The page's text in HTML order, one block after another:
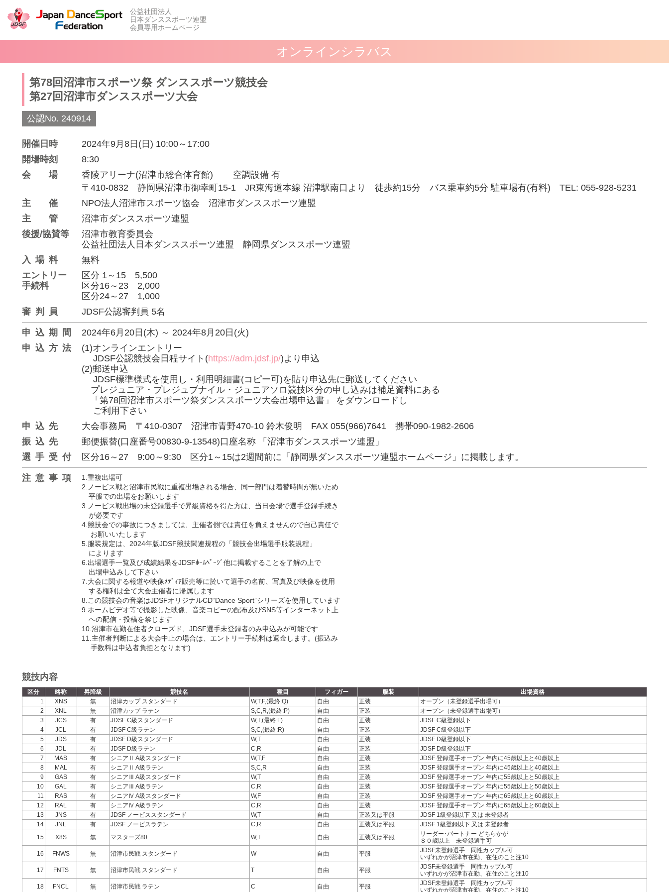
公益社団法人
日本ダンススポーツ連盟
会員専用ホームページ
オンラインシラバス
第78回沼津市スポーツ祭 ダンススポーツ競技会
第27回沼津市ダンススポーツ大会
公認No. 240914
開催日時
2024年9月8日(日) 10:00～17:00
開場時刻
8:30
会場
香陵アリーナ(沼津市総合体育館)
空調設備 有
〒410-0832 静岡県沼津市御幸町15-1 JR東海道本線 沼津駅南口より 徒歩約15分 バス乗車約5分 駐車場有(有料) TEL: 055-928-5231
主催
NPO法人沼津市スポーツ協会 沼津市ダンススポーツ連盟
主管
沼津市ダンススポーツ連盟
後援/協賛等
沼津市教育委員会
公益社団法人日本ダンススポーツ連盟 静岡県ダンススポーツ連盟
入場料
無料
エントリー
手続料
区分 1～15 5,500
区分16～23 2,000
区分24～27 1,000
審判員
JDSF公認審判員 5名
申込期間 2024年6月20日(木) ～ 2024年8月20日(火)
申込方法
(1)オンラインエントリー
JDSF公認競技会日程サイト(https://adm.jdsf.jp/)より申込
(2)郵送申込
JDSF標準様式を使用し・利用明細書(コピー可)を貼り申込先に郵送してください
プレジュニア・プレジュブナイル・ジュニアソロ競技区分の申し込みは補足資料にある
「第78回沼津市スポーツ祭ダンススポーツ大会出場申込書」 をダウンロードし
ご利用下さい
申込先
大会事務局 〒410-0307 沼津市青野470-10 鈴木俊明 FAX 055(966)7641 携帯090-1982-2606
振込先
郵便振替(口座番号00830-9-13548)口座名称 「沼津市ダンススポーツ連盟」
選手受付
区分16～27 9:00～9:30 区分1～15は2週間前に「静岡県ダンススポーツ連盟ホームページ」に掲載します。
注意事項
1.重複出場可
2.ノービス戦と沼津市民戦に重複出場される場合、同一部門は着替時間が無いため
平服での出場をお願いします
3.ノービス戦出場の未登録選手で昇級資格を得た方は、当日会場で選手登録手続き
が必要です
4.競技会での事故につきましては、主催者側では責任を負えませんので自己責任で
お願いいたします
5.服装規定は、2024年版JDSF競技関連規程の「競技会出場選手服装規程」
によります
6.出場選手一覧及び成績結果をJDSFﾎｰﾑﾍﾟｰｼﾞ他に掲載することを了解の上で
出場申込みして下さい
7.大会に関する報道や映像ﾒﾃﾞｨｱ販売等に於いて選手の名前、写真及び映像を使用
する権利は全て大会主催者に帰属します
8.この競技会の音楽はJDSFオリジナルCD“Dance Sport”シリーズを使用しています
9.ホームビデオ等で撮影した映像、音楽コピーの配布及びSNS等インターネット上
への配信・投稿を禁じます
10.沼津市在勤在住者クローズド、JDSF選手未登録者のみ申込みが可能です
11.主催者判断による大会中止の場合は、エントリー手続料は返金します。(振込み
手数料は申込者負担となります)
競技内容
区分 略称 昇降級 競技名 種目 フィガー 服装
出場資格
1
XNS 無 沼津カップ スタンダード W,T,F,(最終:Q) 自由 正装
オープン（未登録選手出場可）
2
XNL 無 沼津カップ ラテン S,C,R,(最終:P) 自由 正装
オープン（未登録選手出場可）
3
JCS 有 JDSF C級スタンダード W,T,(最終:F) 自由 正装
JDSF C級登録以下
4
JCL 有 JDSF C級ラテン S,C,(最終:R) 自由 正装
JDSF C級登録以下
5
JDS 有 JDSF D級スタンダード W,T 自由 正装
JDSF D級登録以下
6
JDL 有 JDSF D級ラテン C,R 自由 正装
JDSF D級登録以下
7
MAS 有 シニアⅡ A級スタンダード W,T,F 自由 正装
JDSF 登録選手オープン 年内に45歳以上と40歳以上
8
MAL 有 シニアⅡ A級ラテン S,C,R 自由 正装
JDSF 登録選手オープン 年内に45歳以上と40歳以上
9
GAS 有 シニアⅢ A級スタンダード W,T 自由 正装
JDSF 登録選手オープン 年内に55歳以上と50歳以上
10
GAL 有 シニアⅢ A級ラテン C,R 自由 正装
JDSF 登録選手オープン 年内に55歳以上と50歳以上
11
RAS 有 シニアⅣ A級スタンダード W,F 自由 正装
JDSF 登録選手オープン 年内に65歳以上と60歳以上
12
RAL 有 シニアⅣ A級ラテン C,R 自由 正装
JDSF 登録選手オープン 年内に65歳以上と60歳以上
13
JNS 有 JDSF ノービススタンダード W,T 自由 正装又は平服
JDSF 1級登録以下 又は 未登録者
14
JNL 有 JDSF ノービスラテン C,R 自由 正装又は平服
JDSF 1級登録以下 又は 未登録者
15
X8S 無 マスターズ80 W,T 自由 正装又は平服
リーダー･パートナー どちらかが
８０歳以上 未登録選手可
16
FNWS 無 沼津市民戦 スタンダード W 自由 平服
JDSF未登録選手 同性カップル可
いずれかが沼津市在勤、在住のこと注10
17
FNTS 無 沼津市民戦 スタンダード T 自由 平服
JDSF未登録選手 同性カップル可
いずれかが沼津市在勤、在住のこと注10
18
FNCL 無 沼津市民戦 ラテン C 自由 平服
JDSF未登録選手 同性カップル可
いずれかが沼津市在勤、在住のこと注10